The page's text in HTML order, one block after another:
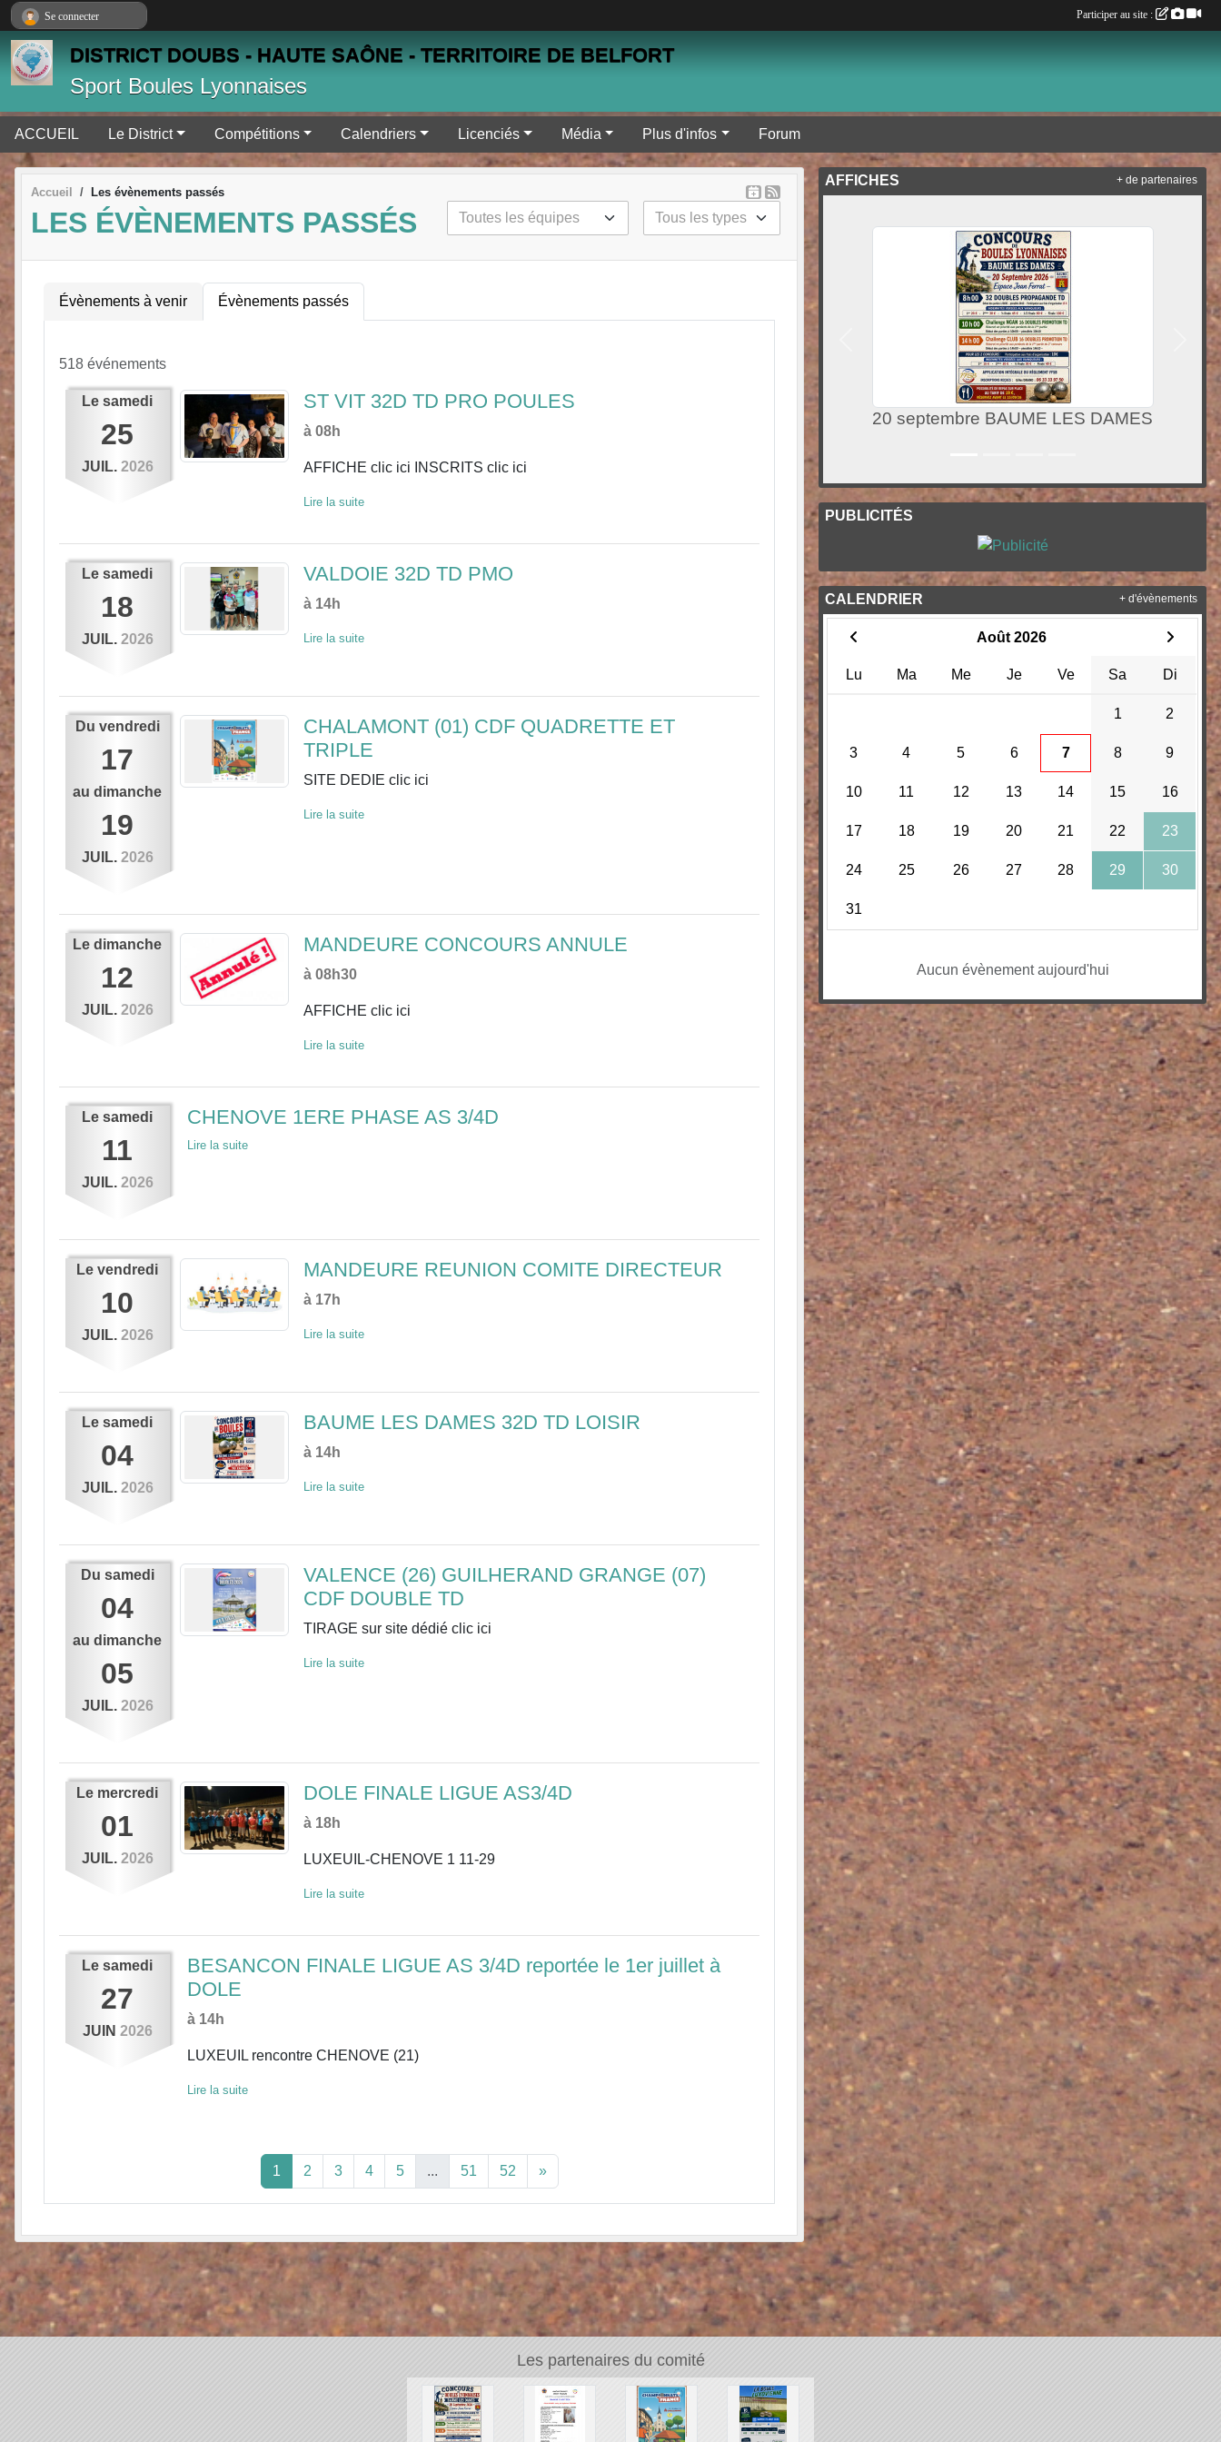
DISTRICT DOUBS - HAUTE SAÔNE - TERRITOIRE DE BELFORT
Sport Boules Lyonnaises
ACCUEIL Le District Compétitions Calendriers Licenciés Média Plus d'infos Forum
Accueil Les évènements passés
LES ÉVÈNEMENTS PASSÉS
Évènements à venir Évènements passés
518 événements
Lesamedi
25
JUIL. 2026
ST VIT 32D TD PRO POULES
à 08h
AFFICHE clic ici INSCRITS clic ici
Lire la suite
Lesamedi
18
JUIL. 2026
VALDOIE 32D TD PMO
à 14h
Lire la suite
Du vendredi
17
audimanche
19
JUIL. 2026
CHALAMONT (01) CDF QUADRETTE ET
TRIPLE
SITE DEDIE clic ici
Lire la suite
Ledimanche
12
JUIL. 2026
MANDEURE CONCOURS ANNULE
à 08h30
AFFICHE clic ici
Lire la suite
Lesamedi
11
JUIL. 2026
CHENOVE 1ERE PHASE AS 3/4D
Lire la suite
Levendredi
10
JUIL. 2026
MANDEURE REUNION COMITE DIRECTEUR
à 17h
Lire la suite
Lesamedi
04
JUIL. 2026
BAUME LES DAMES 32D TD LOISIR
à 14h
Lire la suite
Du samedi
04
audimanche
05
JUIL. 2026
VALENCE (26) GUILHERAND GRANGE (07)
CDF DOUBLE TD
TIRAGE sur site dédié clic ici
Lire la suite
Le mercredi
01
JUIL. 2026
DOLE FINALE LIGUE AS3/4D
à 18h
LUXEUIL-CHENOVE 1 11-29
Lire la suite
Lesamedi
27
JUIN 2026
BESANCON FINALE LIGUE AS 3/4D reportée le 1er juillet à
DOLE
à 14h
LUXEUIL rencontre CHENOVE (21)
Lire la suite
1 2 3 4 5 ... 51 52 »
AFFICHES
CHALAMONT CDF QUADRETTE ET TRIPLE
+ de partenaires
PUBLICITÉS
CALENDRIER
Août 2026
Lu Ma Me Je Ve Sa Di
1 2
3 4 5 6 7 8 9
10 11 12 13 14 15 16
17 18 19 20 21 22 23
24 25 26 27 28 29 30
31
Aucun évènement aujourd'hui
+ d'évènements
Les partenaires du comité
Se connecter Participer au site :
Panneau de gestion des cookies